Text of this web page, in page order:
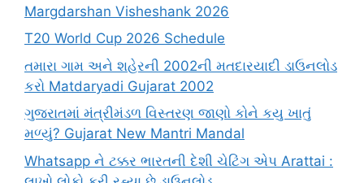
Margdarshan Visheshank 2026
T20 World Cup 2026 Schedule
તમારા ગામ અને શહેરની 2002ની મતદારયાદી ડાઉનલોડ
કરો Matdaryadi Gujarat 2002
ગુજરાતમાં મંત્રીમંડળ વિસ્તરણ જાણો કોને કયુ ખાતું
મળ્યું? Gujarat New Mantri Mandal
Whatsapp ને ટક્કર ભારતની દેશી ચેટિંગ એપ Arattai :